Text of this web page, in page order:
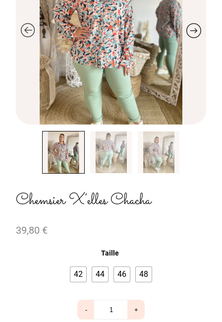
Chemsier X’elles Chacha
39,80 €
Taille
42 44 46 48
de
Chemsier
- +